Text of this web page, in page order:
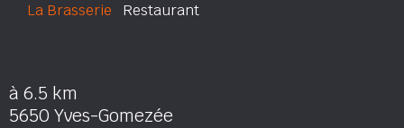
La Brasserie Restaurant
à 6.5 km
5650 Yves-Gomezée